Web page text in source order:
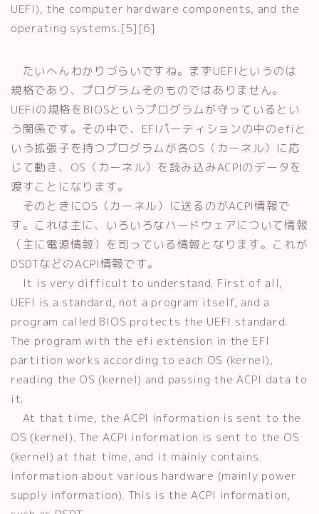
UEFI), the computer hardware components, and the
operating systems.[5][6]
たいへんわかりづらいですね。まずUEFIというのは
規格であり、プログラムそのものではありません。
UEFIの規格をBIOSというプログラムが守っているとい
う関係です。その中で、EFIパーティションの中のefiと
いう拡張子を持つプログラムが各OS（カーネル）に応
じて動き、OS（カーネル）を読み込みACPIのデータを
渡すことになります。
そのときにOS（カーネル）に送るのがACPI情報で
す。これは主に、いろいろなハードウェアについて情報
（主に電源情報）を司っている情報となります。これが
DSDTなどのACPI情報です。
It is very difficult to understand. First of all,
UEFI is a standard, not a program itself, and a
program called BIOS protects the UEFI standard.
The program with the efi extension in the EFI
partition works according to each OS (kernel),
reading the OS (kernel) and passing the ACPI data to
it.
At that time, the ACPI information is sent to the
OS (kernel). The ACPI information is sent to the OS
(kernel) at that time, and it mainly contains
information about various hardware (mainly power
supply information). This is the ACPI information,